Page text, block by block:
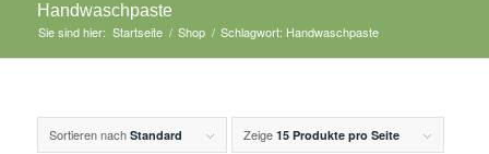
Handwaschpaste
Sie sind hier: Startseite / Shop / Schlagwort: Handwaschpaste
Sortieren nach Standard Zeige 15 Produkte pro Seite